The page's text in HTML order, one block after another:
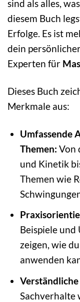
sind als alles,
diesem Buch
Erfolge. Es ist
dein
Experten für
Dieses Buch
Merkmale aus:
Umfassende
Themen: Von
und Kinetik
Themen wie
Beispiele und
zeigen, wie
anwenden
Sachverhalte